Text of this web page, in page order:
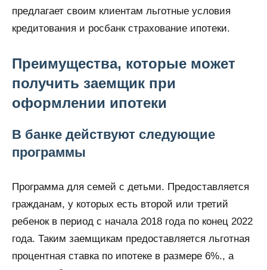
предлагает своим клиентам льготные условия
кредитования и росбанк страхование ипотеки.
Преимущества, которые может
получить заемщик при
оформлении ипотеки
В банке действуют следующие
программы
Программа для семей с детьми. Предоставляется
гражданам, у которых есть второй или третий
ребенок в период с начала 2018 года по конец 2022
года. Таким заемщикам предоставляется льготная
процентная ставка по ипотеке в размере 6%., а